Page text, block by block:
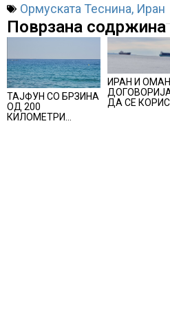
Ормуската Теснина, Иран
Поврзана содржина
ТАЈФУН СО БРЗИНА
ОД 200
КИЛОМЕТРИ
ИРАН И
ДА СЕ